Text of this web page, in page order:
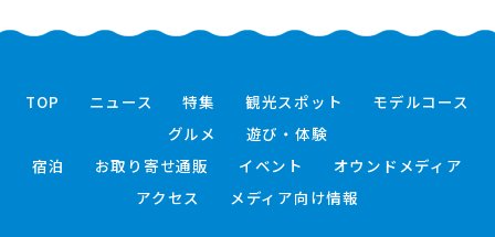
TOP ニュース 特集 観光スポット
モデルコース
グルメ
遊び・体験
宿泊
お取り寄せ通販 イベント
オウンドメディア
アクセス
メディア向け情報